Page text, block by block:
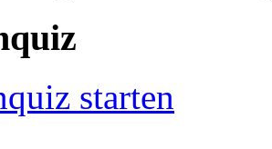
starten